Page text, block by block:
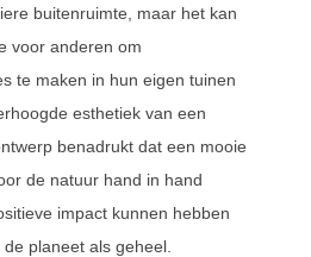
buitenruimte, maar het kan
voor anderen om
te maken in hun eigen tuinen
esthetiek van een
benadrukt dat een mooie
de natuur hand in hand
impact kunnen hebben
planeet als geheel.